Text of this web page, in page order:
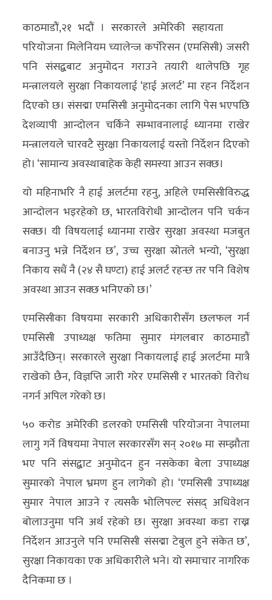
अर्थ/
वाणिज्य
मनाेरञ्जन
विज्ञान
प्रविधि
अन्तरर्वार्ता
ब्लग
खेलकुद
रोचक
अन्य
क्लिक
खबर
विशेष
राशिफल
ग्यालरी
भिडियो
काठमाडौं,२१ भदौं । सरकारले अमेरिकी सहायता
परियोजना मिलेनियम च्यालेन्ज कर्पोरेसन (एमसिसी) जसरी
पनि संसद्बबाट अनुमोदन गराउने तयारी थालेपछि गृह
मन्त्रालयले सुरक्षा निकायलाई ‘हाई अलर्ट’ मा रहन निर्देशन
दिएको छ। संसद्मा एमसिसी अनुमोदनका लागि पेस भएपछि
देशव्यापी आन्दोलन चर्किने सम्भावनालाई ध्यानमा राखेर
मन्त्रालयले चारवटै सुरक्षा निकायलाई यस्तो निर्देशन दिएको
हो। ‘सामान्य अवस्थाबाहेक केही समस्या आउन सक्छ।
यो महिनाभरि नै हाई अलर्टमा रहनु, अहिले एमसिसीविरुद्ध
आन्दोलन भइरहेको छ, भारतविरोधी आन्दोलन पनि चर्कन
सक्छ। यी विषयलाई ध्यानमा राखेर सुरक्षा अवस्था मजबुत
बनाउनु भन्ने निर्देशन छ’, उच्च सुरक्षा स्रोतले भन्यो, ‘सुरक्षा
निकाय सधैं नै (२४ सै घण्टा) हाई अलर्ट रहन्छ तर पनि विशेष
अवस्था आउन सक्छ भनिएको छ।’
एमसिसीका विषयमा सरकारी अधिकारीसँग छलफल गर्न
एमसिसी उपाध्यक्ष फतिमा सुमार मंगलबार काठमाडौं
आउँदैछिन्। सरकारले सुरक्षा निकायलाई हाई अलर्टमा मात्रै
राखेको छैन, विज्ञप्ति जारी गरेर एमसिसी र भारतको विरोध
नगर्न अपिल गरेको छ।
५० करोड अमेरिकी डलरको एमसिसी परियोजना नेपालमा
लागु गर्ने विषयमा नेपाल सरकारसँग सन् २०१७ मा सम्झौता
भए पनि संसद्बाट अनुमोदन हुन नसकेका बेला उपाध्यक्ष
सुमारको नेपाल भ्रमण हुन लागेको हो। ‘एमसिसी उपाध्यक्ष
सुमार नेपाल आउने र त्यसकै भोलिपल्ट संसद् अधिवेशन
बोलाउनुमा पनि अर्थ रहेको छ। सुरक्षा अवस्था कडा राख्न
निर्देशन आउनुले पनि एमसिसी संसद्मा टेबुल हुने संकेत छ’,
सुरक्षा निकायका एक अधिकारीले भने। यो समाचार नागरिक
दैनिकमा छ ।